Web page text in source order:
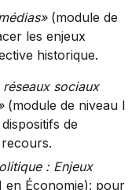
(module de
les enjeux
historique.
sociaux
(module de niveau I
de
: Enjeux
en Économie): pour